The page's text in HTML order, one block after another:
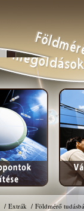
/ Extrák / Földmérő